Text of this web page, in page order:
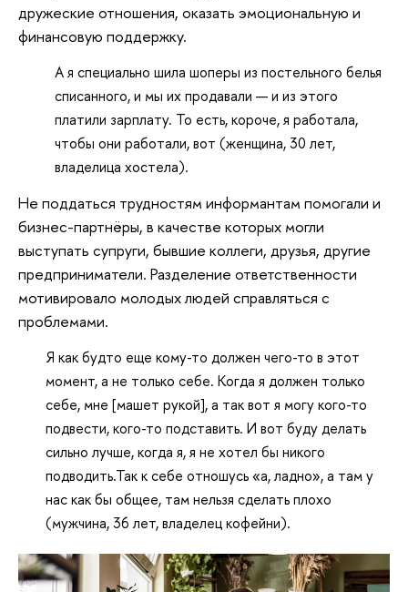
дружеские отношения, оказать эмоциональную и
финансовую поддержку.
А я специально шила шоперы из постельного белья
списанного, и мы их продавали — и из этого
платили зарплату. То есть, короче, я работала,
чтобы они работали, вот (женщина, 30 лет,
владелица хостела).
Не поддаться трудностям информантам помогали и
бизнес-партнёры, в качестве которых могли
выступать супруги, бывшие коллеги, друзья, другие
предприниматели. Разделение ответственности
мотивировало молодых людей справляться с
проблемами.
Я как будто еще кому-то должен чего-то в этот
момент, а не только себе. Когда я должен только
себе, мне [машет рукой], а так вот я могу кого-то
подвести, кого-то подставить. И вот буду делать
сильно лучше, когда я, я не хотел бы никого
подводить.Так к себе отношусь «а, ладно», а там у
нас как бы общее, там нельзя сделать плохо
(мужчина, 36 лет, владелец кофейни).